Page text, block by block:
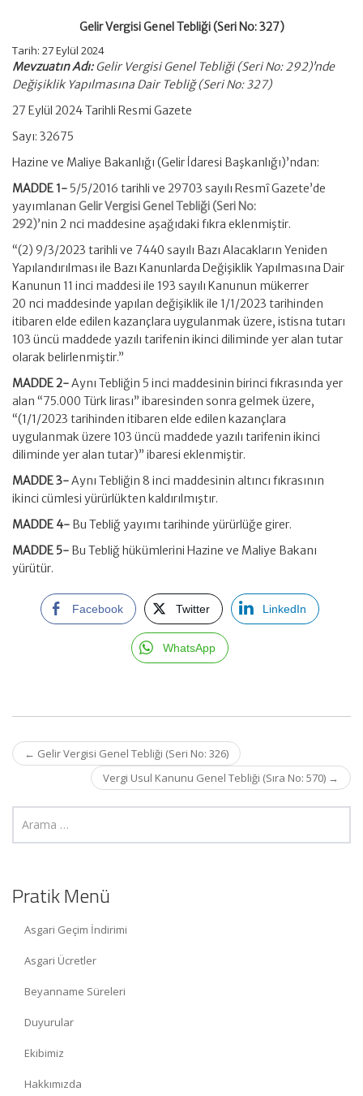
Gelir Vergisi Genel Tebliği (Seri No: 327)
Tarih: 27 Eylül 2024
Mevzuatın Adı:Gelir Vergisi Genel Tebliği (Seri No: 292)’nde
Değişiklik Yapılmasına Dair Tebliğ (Seri No: 327)
27 Eylül 2024 Tarihli Resmi Gazete
Sayı: 32675
Hazine ve Maliye Bakanlığı (Gelir İdaresi Başkanlığı)’ndan:
MADDE 1- 5/5/2016 tarihli ve 29703 sayılı Resmî Gazete’de
yayımlanan Gelir Vergisi Genel Tebliği (Seri No:
292)’nin 2 nci maddesine aşağıdaki fıkra eklenmiştir.
“(2) 9/3/2023 tarihli ve 7440 sayılı Bazı Alacakların Yeniden
Yapılandırılması ile Bazı Kanunlarda Değişiklik Yapılmasına Dair
Kanunun 11 inci maddesi ile 193 sayılı Kanunun mükerrer
20 nci maddesinde yapılan değişiklik ile 1/1/2023 tarihinden
itibaren elde edilen kazançlara uygulanmak üzere, istisna tutarı
103 üncü maddede yazılı tarifenin ikinci diliminde yer alan tutar
olarak belirlenmiştir.”
MADDE 2-Aynı Tebliğin 5 inci maddesinin birinci fıkrasında yer
alan “75.000 Türk lirası” ibaresinden sonra gelmek üzere,
“(1/1/2023 tarihinden itibaren elde edilen kazançlara
uygulanmak üzere 103 üncü maddede yazılı tarifenin ikinci
diliminde yer alan tutar)” ibaresi eklenmiştir.
MADDE 3-Aynı Tebliğin 8 inci maddesinin altıncı fıkrasının
ikinci cümlesi yürürlükten kaldırılmıştır.
MADDE 4- Bu Tebliğ yayımı tarihinde yürürlüğe girer.
MADDE 5- Bu Tebliğ hükümlerini Hazine ve Maliye Bakanı
yürütür.
Facebook Twitter LinkedIn
WhatsApp
Post
navigation
← Gelir Vergisi Genel Tebliği (Seri No: 326)
Vergi Usul Kanunu Genel Tebliği (Sıra No: 570) →
Pratik Menü
Asgari Geçim İndirimi
Asgari Ücretler
Beyanname Süreleri
Duyurular
Ekibimiz
Hakkımızda